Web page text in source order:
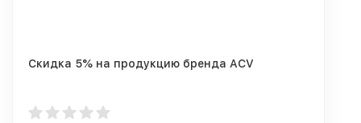
Скидка 5% на продукцию бренда ACV